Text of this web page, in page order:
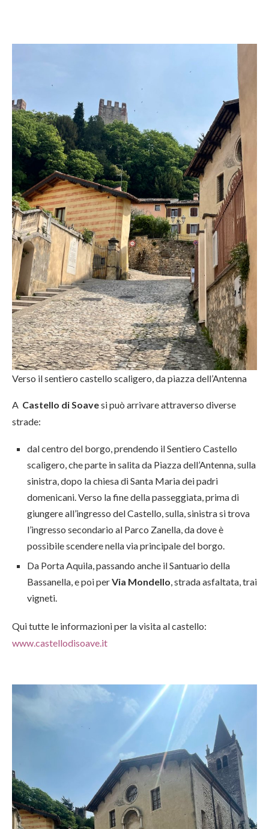
Verso il sentiero castello scaligero, da piazza dell’Antenna
A Castello di Soavesi può arrivare attraverso diverse
strade:
dal centro del borgo, prendendo il Sentiero Castello
scaligero, che parte in salita da Piazza dell’Antenna, sulla
sinistra, dopo la chiesa di Santa Maria dei padri
domenicani. Verso la fine della passeggiata, prima di
giungere all’ingresso del Castello, sulla, sinistra si trova
l’ingresso secondario al Parco Zanella, da dove è
possibile scendere nella via principale del borgo.
Da Porta Aquila, passando anche il Santuario della
Bassanella, e poi perVia Mondello , strada asfaltata, trai
vigneti.
Qui tutte le informazioni per la visita al castello:
www.castellodisoave.it